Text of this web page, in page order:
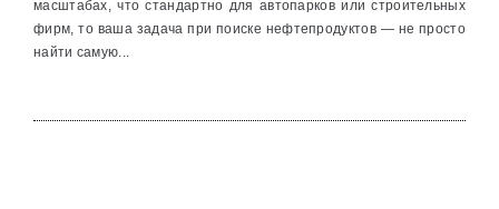
масштабах, что стандартно для автопарков или строительных
фирм, то ваша задача при поиске нефтепродуктов — не просто
найти самую...